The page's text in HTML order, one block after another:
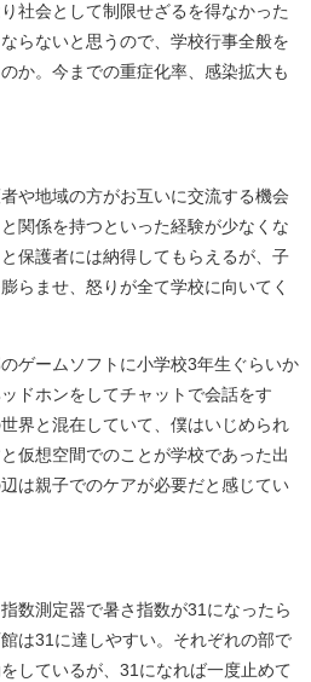
社会として制限せざるを得なかった
らないと思うので、学校行事全般を
か。今までの重症化率、感染拡大も
や地域の方がお互いに交流する機会
関係を持つといった経験が少なくな
保護者には納得してもらえるが、子
らませ、怒りが全て学校に向いてく
ゲームソフトに小学校3年生ぐらいか
ドホンをしてチャットで会話をす
界と混在していて、僕はいじめられ
仮想空間でのことが学校であった出
は親子でのケアが必要だと感じてい
数測定器で暑さ指数が31になったら
は31に達しやすい。それぞれの部で
しているが、31になれば一度止めて